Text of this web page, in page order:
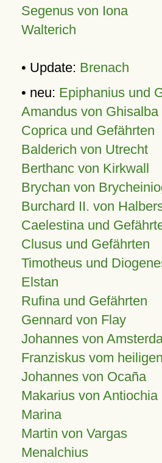
Segenus von Iona
Walterich
• Update: Brenach
• neu: Epiphanius und
Amandus von
Coprica und Gefährten
Balderich von Utrecht
Berthanc von Kirkwall
Brychan von
Burchard II. von
Caelestina und
Clusus und Gefährten
Timotheus und
Elstan
Rufina und Gefährten
Gennard von Flay
Johannes von
Franziskus vom
Johannes von Ocaña
Makarius von
Marina
Martin von Vargas
Menalchius